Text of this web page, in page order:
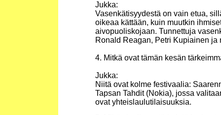
Jukka:
Vasenkätisyydestä on vain etua,
oikeaa kättään, kuin muutkin
aivopuoliskojaan. Tunnettuja
Ronald Reagan, Petri Kupiainen ja
4. Mitkä ovat tämän kesän
Jukka:
Niitä ovat kolme festivaalia:
Tapsan Tahdit (Nokia), jossa
ovat yhteislaulutilaisuuksia.